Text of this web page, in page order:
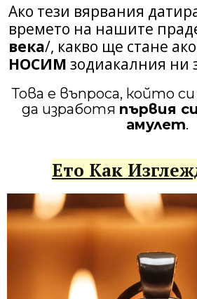
Ако тези вярвания
времето на нашите
века/, какво ще стане
НОСИМ зодиакалния ни
Това е въпроса, който
да изработя първия
амулет.
Ето Как